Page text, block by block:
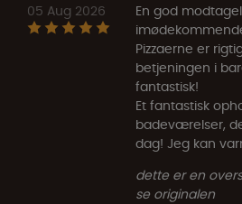
05 Aug 2026
En god
Pizzaerne er
betjeningen i
fantastisk!
Et fantastisk
badeværelser,
dag! Jeg kan
dette er en
se originalen